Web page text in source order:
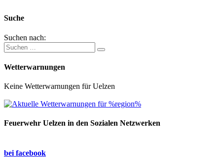
Suche
Suchen nach:
Wetterwarnungen
Keine Wetterwarnungen für Uelzen
Feuerwehr Uelzen in den Sozialen Netzwerken
bei facebook